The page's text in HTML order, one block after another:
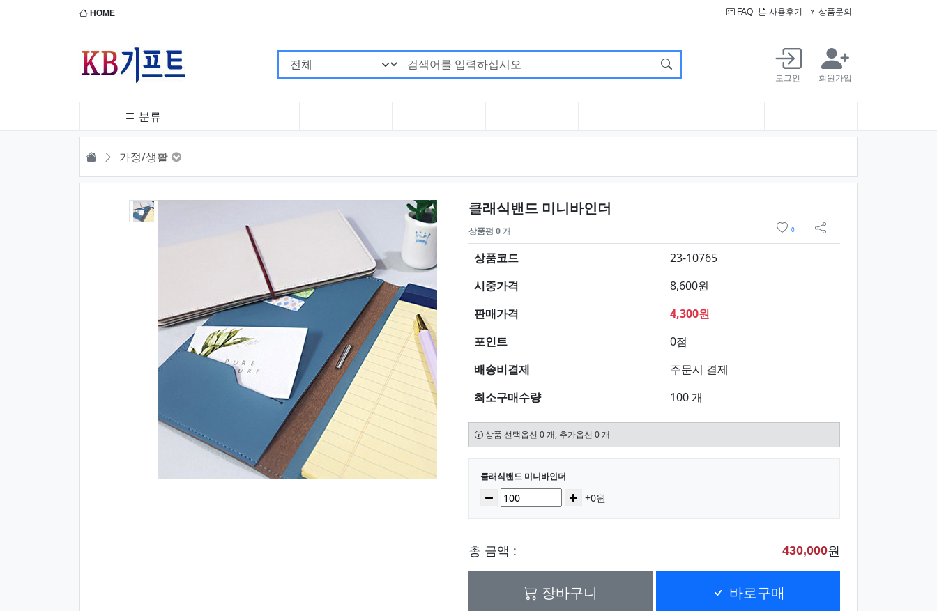
HOME FAQ 사용후기 상품문의
검색어 필수
로그인 회원가입
분류
HOME 가정/생활
클래식밴드 미니바인더
상품평 0 개 0
sns 공유
상품코드
23-10765
시중가격
8,600원
판매가격
4,300원
포인트
0점
배송비결제
주문시 결제
최소구매수량
100 개
상품 선택옵션 0 개, 추가옵션 0 개
선택된 옵션
클래식밴드 미니바인더
수량감소 증가+0원
총 금액 : 430,000원
장바구니 바로구매